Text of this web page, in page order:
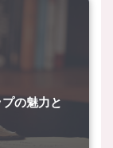
の魅力と